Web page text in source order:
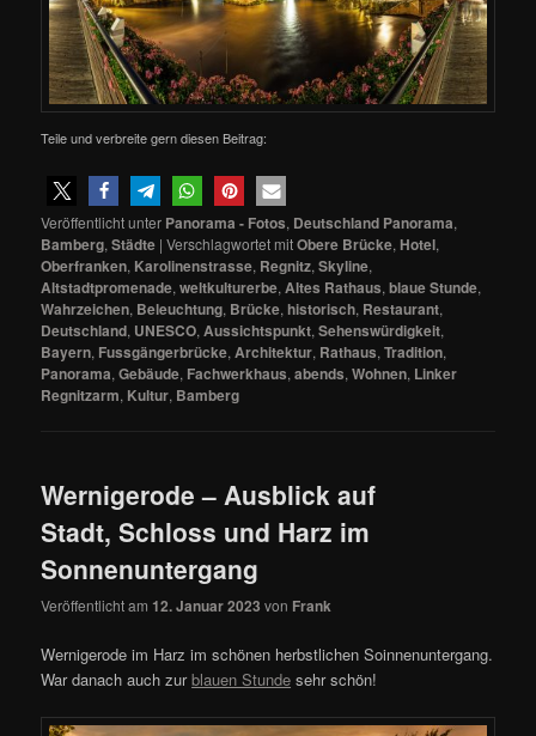
Teile und verbreite gern diesen Beitrag:
Veröffentlicht unter Panorama - Fotos, Deutschland Panorama,
Bamberg,Städte |Verschlagwortet mitObere Brücke, Hotel,
Oberfranken, Karolinenstrasse, Regnitz,Skyline,
Altstadtpromenade,weltkulturerbe, Altes Rathaus,blaue Stunde,
Wahrzeichen, Beleuchtung, Brücke,historisch, Restaurant,
Deutschland, UNESCO, Aussichtspunkt,Sehenswürdigkeit,
Bayern, Fussgängerbrücke, Architektur, Rathaus,Tradition,
Panorama,Gebäude, Fachwerkhaus,abends,Wohnen, Linker
Regnitzarm, Kultur, Bamberg
Wernigerode – Ausblick auf
Stadt, Schloss und Harz im
Sonnenuntergang
Veröffentlicht am 12. Januar 2023 von Frank
Wernigerode im Harz im schönen herbstlichen Soinnenuntergang.
War danach auch zurblauen Stunde sehr schön!